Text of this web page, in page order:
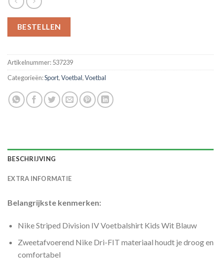
BESTELLEN
Artikelnummer:537239
Categorieën:Sport,Voetbal,Voetbal
BESCHRIJVING
EXTRA INFORMATIE
Belangrijkste kenmerken:
Nike Striped Division IV Voetbalshirt Kids Wit Blauw
Zweetafvoerend Nike Dri-FIT materiaal houdt je droog en
comfortabel